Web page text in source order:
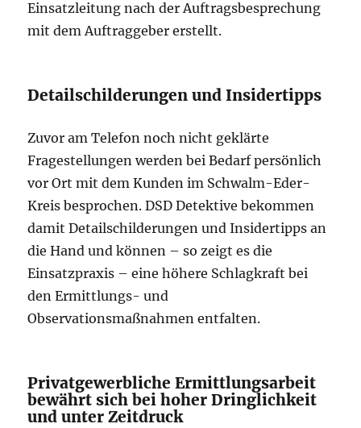
Einsatzleitung nach der Auftragsbesprechung
mit dem Auftraggeber erstellt.
Detailschilderungen und Insidertipps
Zuvor am Telefon noch nicht geklärte
Fragestellungen werden bei Bedarf persönlich
vor Ort mit dem Kunden im Schwalm-Eder-
Kreis besprochen. DSD Detektive bekommen
damit Detailschilderungen und Insidertipps an
die Hand und können – so zeigt es die
Einsatzpraxis – eine höhere Schlagkraft bei
den Ermittlungs- und
Observationsmaßnahmen entfalten.
Privatgewerbliche Ermittlungsarbeit
bewährt sich bei hoher Dringlichkeit
und unter Zeitdruck